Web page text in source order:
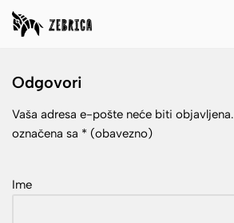
content
Odgovori
Vaša adresa e-pošte neće biti objavljena.
označena sa * (obavezno)
Ime